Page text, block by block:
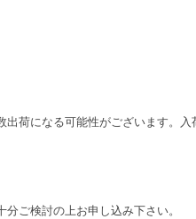
荷になる可能性がございます。
ご検討の上お申し込み下さい。